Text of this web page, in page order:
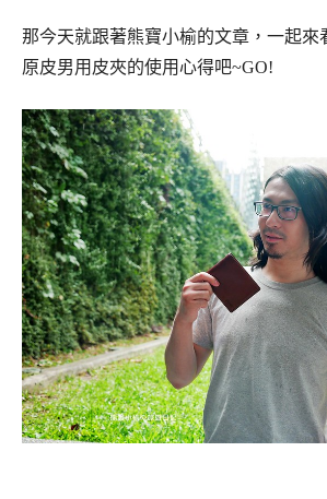
那今天就跟著熊寶小榆的文章，一起來
原皮男用皮夾的使用心得吧~GO!